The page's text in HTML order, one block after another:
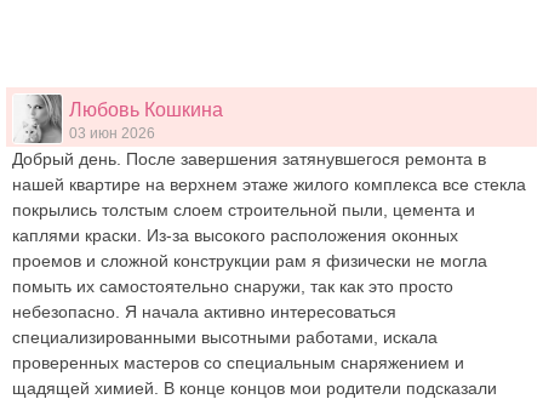
Любовь Кошкина
03 июн 2026
Добрый день. После завершения затянувшегося ремонта в
нашей квартире на верхнем этаже жилого комплекса все стекла
покрылись толстым слоем строительной пыли, цемента и
каплями краски. Из-за высокого расположения оконных
проемов и сложной конструкции рам я физически не могла
помыть их самостоятельно снаружи, так как это просто
небезопасно. Я начала активно интересоваться
специализированными высотными работами, искала
проверенных мастеров со специальным снаряжением и
щадящей химией. В конце концов мои родители подсказали